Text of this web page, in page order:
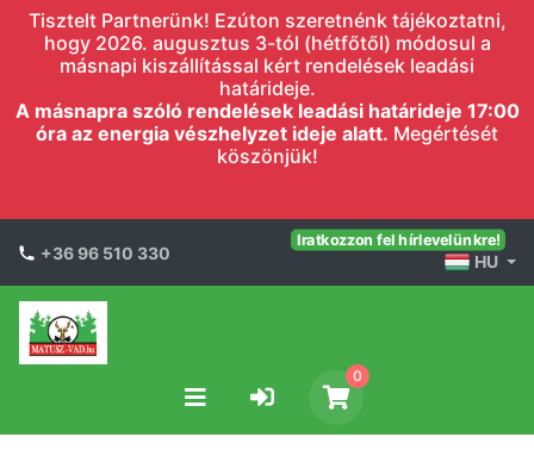
Tisztelt Partnerünk! Ezúton szeretnénk tájékoztatni,
hogy 2026. augusztus 3-tól (hétfőtől) módosul a
másnapi kiszállítással kért rendelések leadási
határideje.
A másnapra szóló rendelések leadási határideje 17:00
óra az energia vészhelyzet ideje alatt. Megértését
köszönjük!
+36 96 510 330
Iratkozzon fel hírlevelünkre!
HU
0